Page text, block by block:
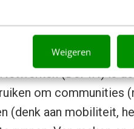
Weigeren
kan pinnen
(DePIN) is
om communities
(denk aan mobiliteit,